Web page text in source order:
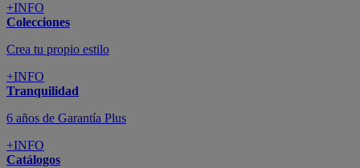
+INFO
Colecciones
Crea tu propio estilo
+INFO
Tranquilidad
6 años de Garantía Plus
+INFO
Catálogos